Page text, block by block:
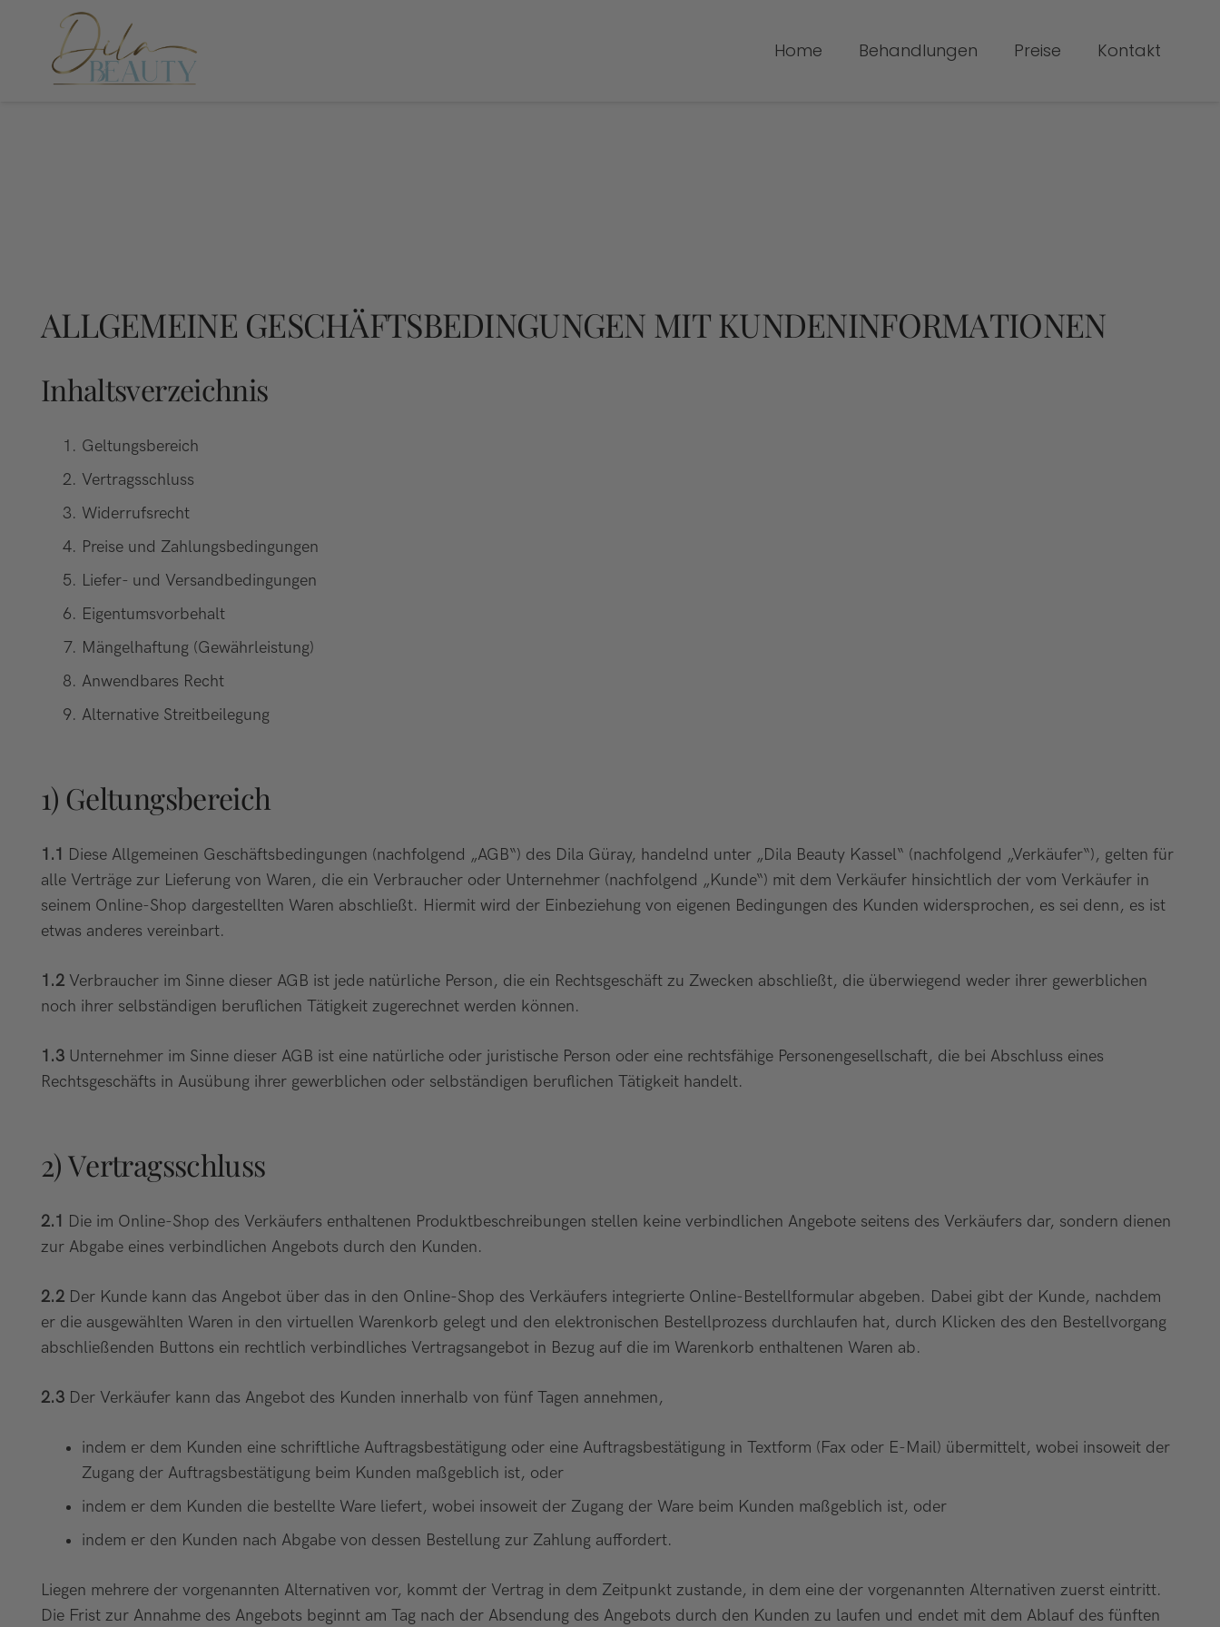
Home Behandlungen Preise Kontakt
ALLGEMEINE GESCHÄFTSBEDINGUNGEN MIT KUNDENINFORMATIONEN
Inhaltsverzeichnis
Geltungsbereich
Vertragsschluss
Widerrufsrecht
Preise und Zahlungsbedingungen
Liefer- und Versandbedingungen
Eigentumsvorbehalt
Mängelhaftung (Gewährleistung)
Anwendbares Recht
Alternative Streitbeilegung
1) Geltungsbereich
1.1 Diese Allgemeinen Geschäftsbedingungen (nachfolgend „AGB“) des Dila Güray, handelnd unter „Dila Beauty Kassel“ (nachfolgend „Verkäufer“), gelten für
alle Verträge zur Lieferung von Waren, die ein Verbraucher oder Unternehmer (nachfolgend „Kunde“) mit dem Verkäufer hinsichtlich der vom Verkäufer in
seinem Online-Shop dargestellten Waren abschließt. Hiermit wird der Einbeziehung von eigenen Bedingungen des Kunden widersprochen, es sei denn, es ist
etwas anderes vereinbart.
1.2 Verbraucher im Sinne dieser AGB ist jede natürliche Person, die ein Rechtsgeschäft zu Zwecken abschließt, die überwiegend weder ihrer gewerblichen
noch ihrer selbständigen beruflichen Tätigkeit zugerechnet werden können.
1.3 Unternehmer im Sinne dieser AGB ist eine natürliche oder juristische Person oder eine rechtsfähige Personengesellschaft, die bei Abschluss eines
Rechtsgeschäfts in Ausübung ihrer gewerblichen oder selbständigen beruflichen Tätigkeit handelt.
2) Vertragsschluss
2.1 Die im Online-Shop des Verkäufers enthaltenen Produktbeschreibungen stellen keine verbindlichen Angebote seitens des Verkäufers dar, sondern dienen
zur Abgabe eines verbindlichen Angebots durch den Kunden.
2.2 Der Kunde kann das Angebot über das in den Online-Shop des Verkäufers integrierte Online-Bestellformular abgeben. Dabei gibt der Kunde, nachdem
er die ausgewählten Waren in den virtuellen Warenkorb gelegt und den elektronischen Bestellprozess durchlaufen hat, durch Klicken des den Bestellvorgang
abschließenden Buttons ein rechtlich verbindliches Vertragsangebot in Bezug auf die im Warenkorb enthaltenen Waren ab.
2.3 Der Verkäufer kann das Angebot des Kunden innerhalb von fünf Tagen annehmen,
indem er dem Kunden eine schriftliche Auftragsbestätigung oder eine Auftragsbestätigung in Textform (Fax oder E-Mail) übermittelt, wobei insoweit der
Zugang der Auftragsbestätigung beim Kunden maßgeblich ist, oder
indem er dem Kunden die bestellte Ware liefert, wobei insoweit der Zugang der Ware beim Kunden maßgeblich ist, oder
indem er den Kunden nach Abgabe von dessen Bestellung zur Zahlung auffordert.
Liegen mehrere der vorgenannten Alternativen vor, kommt der Vertrag in dem Zeitpunkt zustande, in dem eine der vorgenannten Alternativen zuerst eintritt.
Die Frist zur Annahme des Angebots beginnt am Tag nach der Absendung des Angebots durch den Kunden zu laufen und endet mit dem Ablauf des fünften